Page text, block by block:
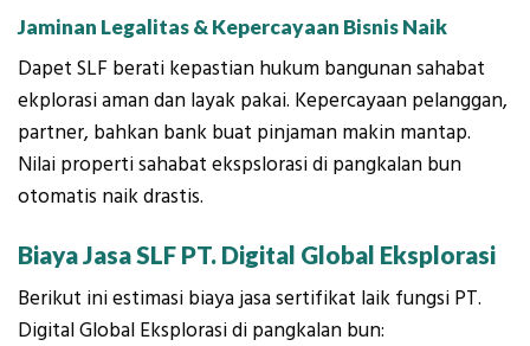
Jaminan Legalitas & Kepercayaan Bisnis Naik
Dapet SLF berati kepastian hukum bangunan sahabat
ekplorasi aman dan layak pakai. Kepercayaan pelanggan,
partner, bahkan bank buat pinjaman makin mantap.
Nilai properti sahabat ekspslorasi di pangkalan bun
otomatis naik drastis.
Biaya Jasa SLF PT. Digital Global Eksplorasi
Berikut ini estimasi biaya jasa sertifikat laik fungsi PT.
Digital Global Eksplorasi di pangkalan bun: